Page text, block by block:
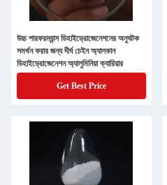
উচ্চ পারফরম্যান্স ডিহাইড্রোজেনেশনের অনুঘটক
সমর্থন করার জন্য দীর্ঘ চেইন অ্যালকান
ডিহাইড্রোজেনেশন অ্যালুমিনিয়া ক্যারিয়ার
Get Best Price